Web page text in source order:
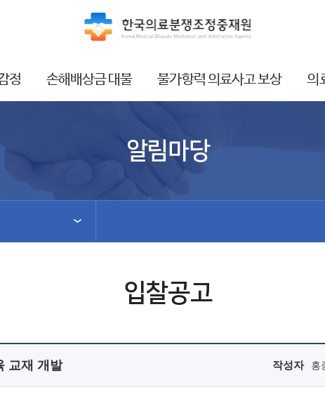
정 손해배상금 대불 불가항력 의료사고 보상 의
알림마당
입찰공고
교재 개발 작성자 홍